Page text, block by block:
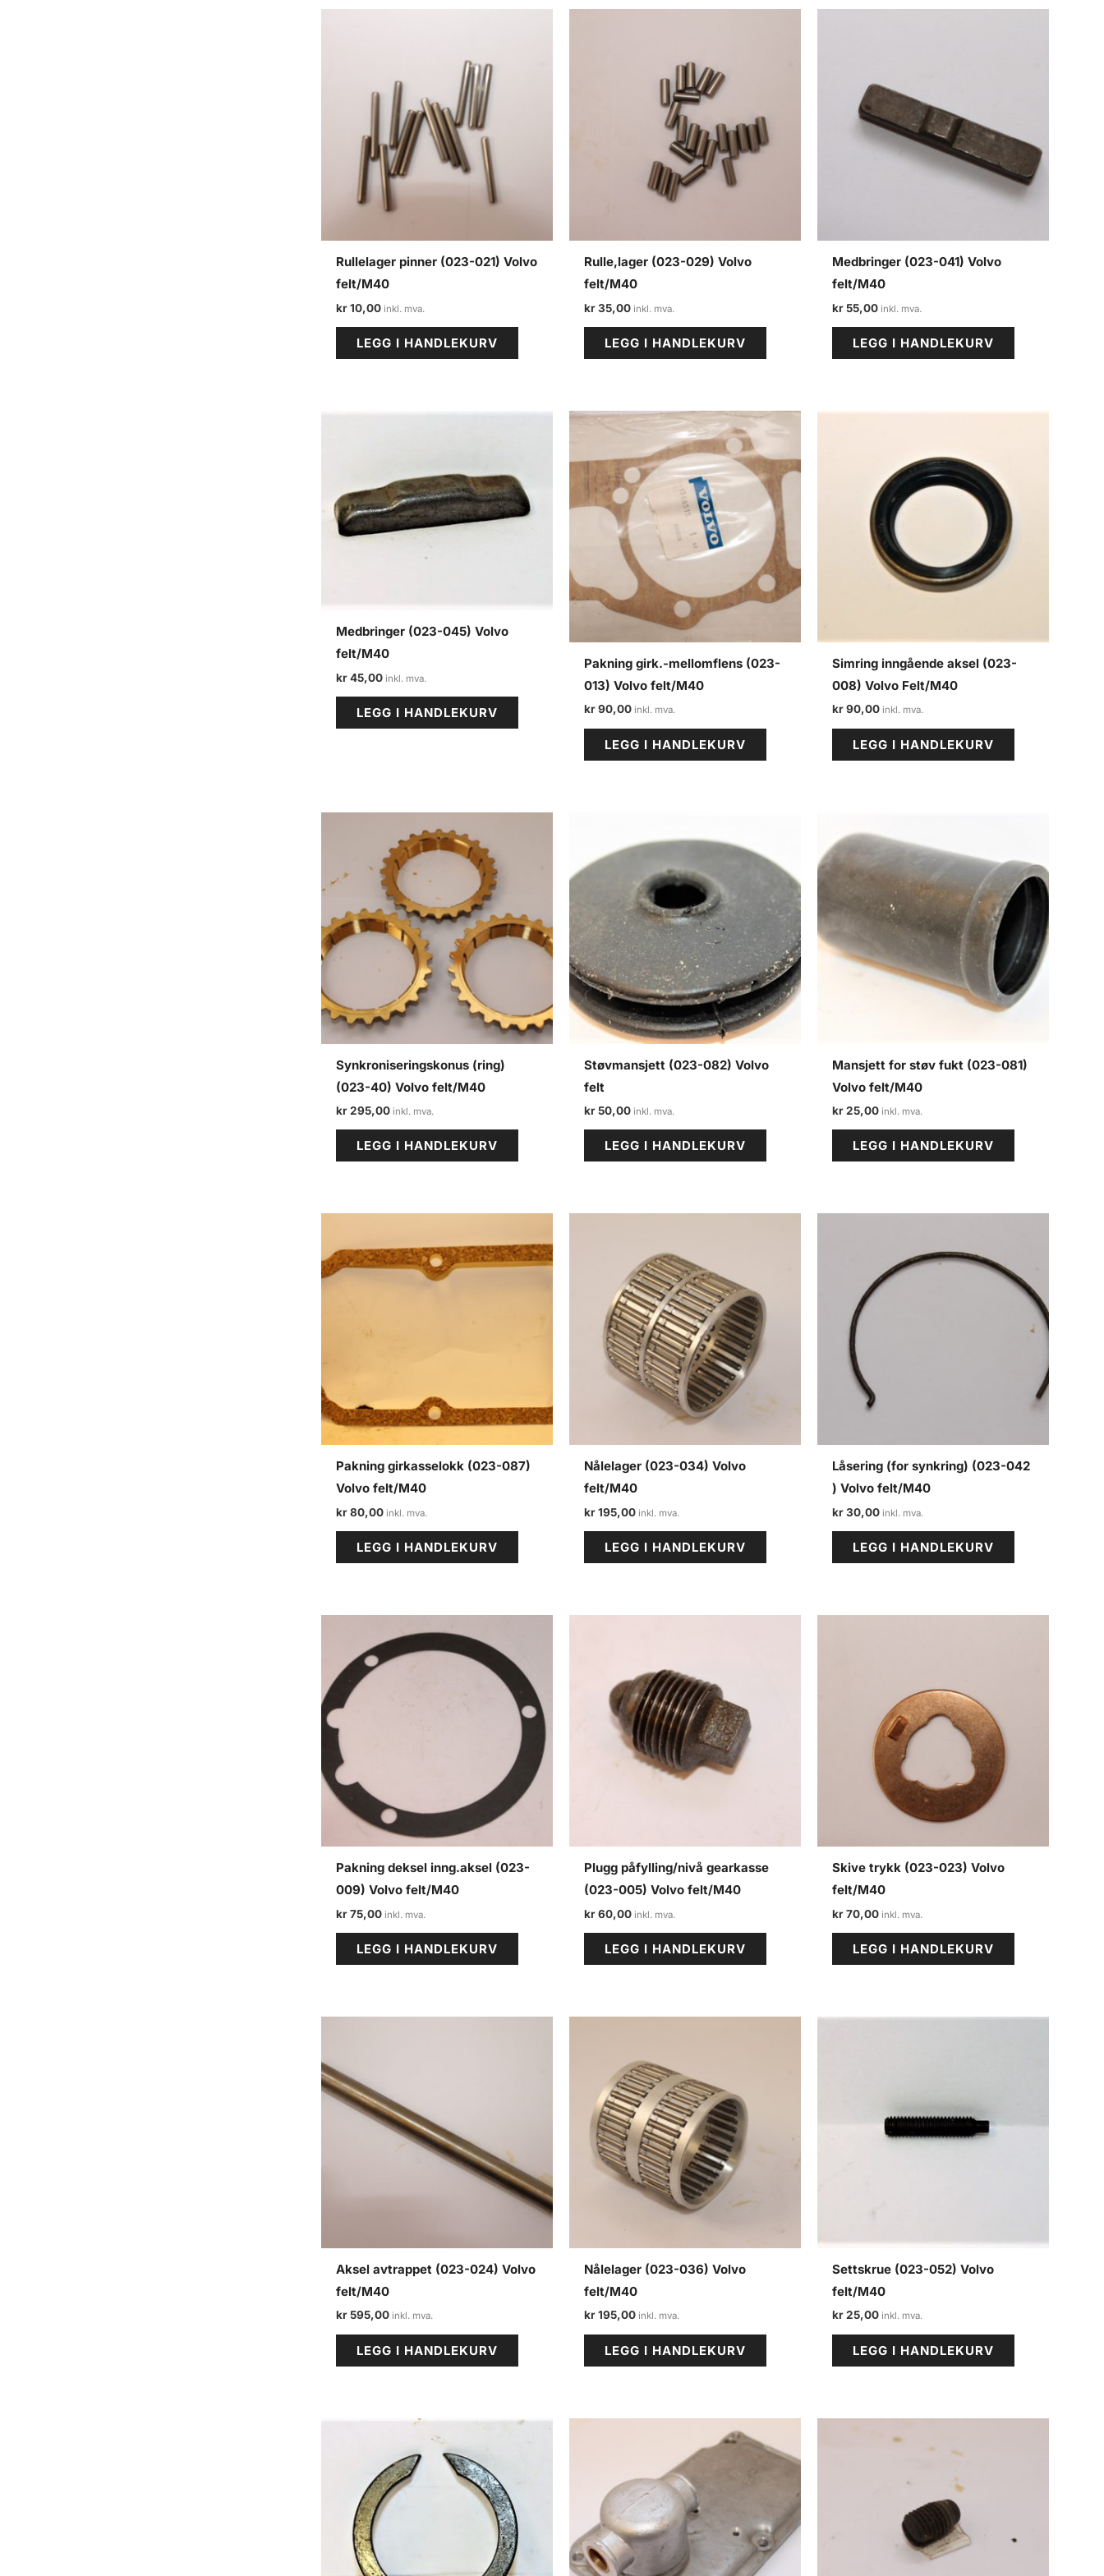
Rullelager pinner (023-021) Volvo
felt/M40
kr10,00
LEGG I HANDLEKURV
Rulle,lager (023-029) Volvo
felt/M40
kr35,00
LEGG I HANDLEKURV
Medbringer (023-041) Volvo
felt/M40
kr55,00
LEGG I HANDLEKURV
Medbringer (023-045) Volvo
felt/M40
kr45,00
LEGG I HANDLEKURV
Pakning girk.-mellomflens (023-
013) Volvo felt/M40
kr90,00
LEGG I HANDLEKURV
Simring inngående aksel (023-
008) Volvo Felt/M40
kr90,00
LEGG I HANDLEKURV
Synkroniseringskonus (ring)
(023-40) Volvo felt/M40
kr295,00
LEGG I HANDLEKURV
Støvmansjett (023-082) Volvo
felt
kr50,00
LEGG I HANDLEKURV
Mansjett for støv fukt (023-081)
Volvo felt/M40
kr25,00
LEGG I HANDLEKURV
Pakning girkasselokk (023-087)
Volvo felt/M40
kr80,00
LEGG I HANDLEKURV
Nålelager (023-034) Volvo
felt/M40
kr195,00
LEGG I HANDLEKURV
Låsering (for synkring) (023-042
) Volvo felt/M40
kr30,00
LEGG I HANDLEKURV
Pakning deksel inng.aksel (023-
009) Volvo felt/M40
kr75,00
LEGG I HANDLEKURV
Plugg påfylling/nivå gearkasse
(023-005) Volvo felt/M40
kr60,00
LEGG I HANDLEKURV
Skive trykk (023-023) Volvo
felt/M40
kr70,00
LEGG I HANDLEKURV
Aksel avtrappet (023-024) Volvo
felt/M40
kr595,00
LEGG I HANDLEKURV
Nålelager (023-036) Volvo
felt/M40
kr195,00
LEGG I HANDLEKURV
Settskrue (023-052) Volvo
felt/M40
kr25,00
LEGG I HANDLEKURV